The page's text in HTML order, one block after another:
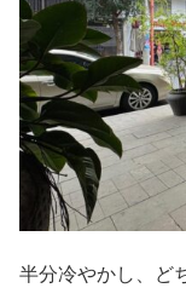
半分冷やかし、ど